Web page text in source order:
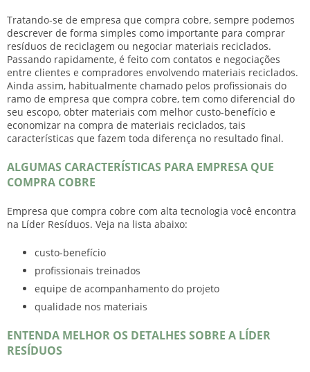
Tratando-se de empresa que compra cobre, sempre podemos
descrever de forma simples como importante para comprar
resíduos de reciclagem ou negociar materiais reciclados.
Passando rapidamente, é feito com contatos e negociações
entre clientes e compradores envolvendo materiais reciclados.
Ainda assim, habitualmente chamado pelos profissionais do
ramo de empresa que compra cobre, tem como diferencial do
seu escopo, obter materiais com melhor custo-benefício e
economizar na compra de materiais reciclados, tais
características que fazem toda diferença no resultado final.
ALGUMAS CARACTERÍSTICAS PARA EMPRESA QUE
COMPRA COBRE
Empresa que compra cobre com alta tecnologia você encontra
na Líder Resíduos. Veja na lista abaixo:
custo-benefício
profissionais treinados
equipe de acompanhamento do projeto
qualidade nos materiais
ENTENDA MELHOR OS DETALHES SOBRE A LÍDER
RESÍDUOS